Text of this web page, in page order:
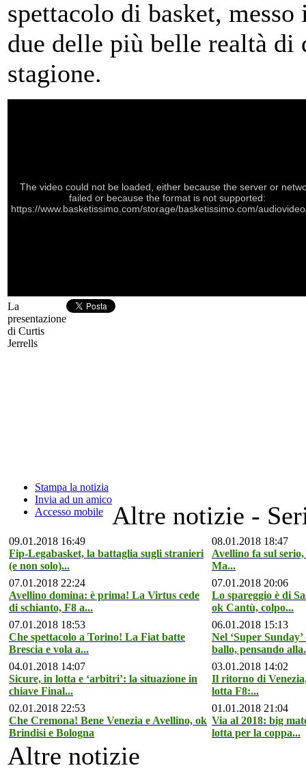
spettacolo di basket, messo
due delle più belle realtà di
stagione.
The video could not be loaded, either because the server or
failed or because the format is not supported:
https://www.basketissimo.com/storage/basketissimo.com/
La
presentazione
di Curtis
Jerrells
Stampa la notizia
Invia ad un amico
Accesso mobile
Altre notizie -
09.01.2018 16:49
Fip-Legabasket, la battaglia sugli stranieri
(e non solo)...
08.01.2018 18:47
Avellino fa sul
Ma...
07.01.2018 22:24
Avellino domina: è prima! La Virtus cede
di schianto, F8 a...
07.01.2018 20:06
Lo spareggio è di
ok Cantù, colpo...
07.01.2018 18:53
Che spettacolo a Torino! La Fiat batte
Brescia e vola a...
06.01.2018 15:13
Nel ‘Super
ballo, pensando
04.01.2018 14:07
Sicure, in lotta e ‘arbitri’: la situazione in
chiave Final...
03.01.2018 14:02
Il ritorno di
lotta F8:...
02.01.2018 22:53
Che Cremona! Bene Venezia e Avellino, ok
Brindisi e Bologna
01.01.2018 21:04
Via al 2018: big
lotta per la coppa...
Altre notizie